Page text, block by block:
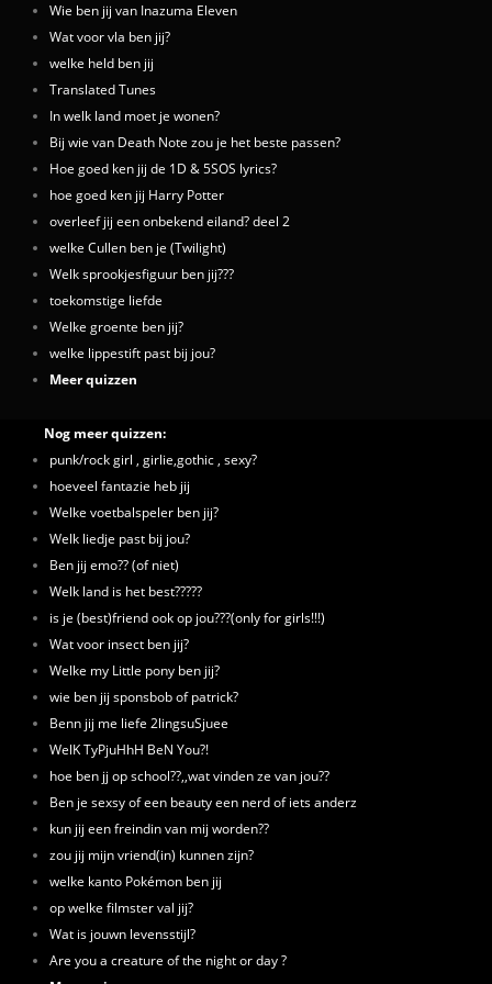
Wie ben jij van Inazuma Eleven
Wat voor vla ben jij?
welke held ben jij
Translated Tunes
In welk land moet je wonen?
Bij wie van Death Note zou je het beste passen?
Hoe goed ken jij de 1D & 5SOS lyrics?
hoe goed ken jij Harry Potter
overleef jij een onbekend eiland? deel 2
welke Cullen ben je (Twilight)
Welk sprookjesfiguur ben jij???
toekomstige liefde
Welke groente ben jij?
welke lippestift past bij jou?
Meer quizzen
Nog meer quizzen:
punk/rock girl , girlie,gothic , sexy?
hoeveel fantazie heb jij
Welke voetbalspeler ben jij?
Welk liedje past bij jou?
Ben jij emo?? (of niet)
Welk land is het best?????
is je (best)friend ook op jou???(only for girls!!!)
Wat voor insect ben jij?
Welke my Little pony ben jij?
wie ben jij sponsbob of patrick?
Benn jij me liefe 2lingsuSjuee
WelK TyPjuHhH BeN You?!
hoe ben jj op school??,,wat vinden ze van jou??
Ben je sexsy of een beauty een nerd of iets anderz
kun jij een freindin van mij worden??
zou jij mijn vriend(in) kunnen zijn?
welke kanto Pokémon ben jij
op welke filmster val jij?
Wat is jouwn levensstijl?
Are you a creature of the night or day ?